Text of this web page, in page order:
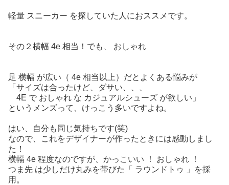
軽量 スニーカー を探していた人におススメです。
その２横幅 4e 相当！でも、 おしゃれ
足 横幅 が広い（ 4e 相当以上）だとよくある悩みが
「サイズは合ったけど、ダサい、、、
4E で おしゃれ な カジュアルシューズ が欲しい」
というメンズって、けっこう多いですよね。
はい、自分も同じ気持ちです(笑)
なので、これをデザイナーが作ったときには感動しまし
た！
横幅 4e 程度なのですが、かっこいい ！ おしゃれ ！
つま先 は少しだけ丸みを帯びた「 ラウンドトゥ 」を採
用。